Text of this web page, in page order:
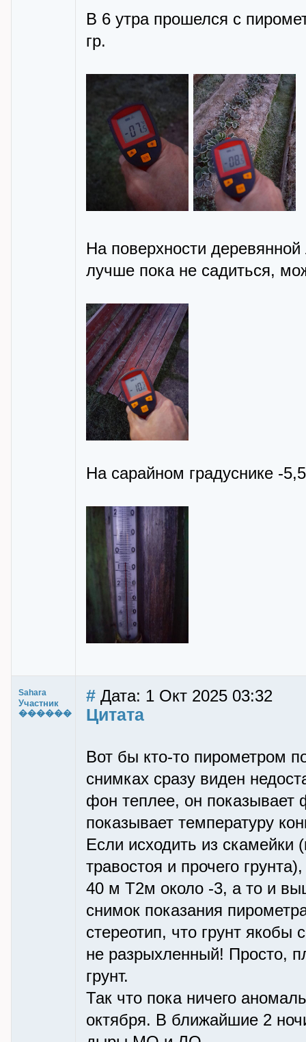
В 6 утра прошелся с
гр.
На поверхности
лучше пока не садиться,
На сарайном градуснике -
Sahara
Участник
������
# Дата: 1 Окт 2025 03:32
Цитата
Вот бы кто-то пирометром
снимках сразу виден
фон теплее, он
показывает температуру
Если исходить из скамейки
травостоя и прочего
40 м Т2м около -3, а то и
снимок показания
стереотип, что грунт
не разрыхленный! Просто,
грунт.
Так что пока ничего
октября. В ближайшие 2